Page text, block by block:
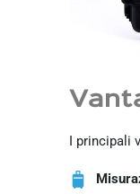
I principali